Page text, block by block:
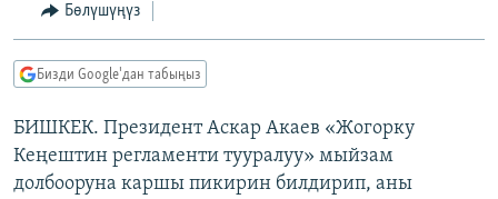
ЭКСПЕРТТЕР ТАЛДАЙТ
БИЗ ЖАНА ДҮЙНӨ
ЭЖЕ-СИҢДИЛЕР
АЗАТТЫК+
ӨЗГӨЧӨ ПИКИР
Русский
ОНЛАЙН ШЕРИНЕ
Бөлүшүңүз
Бизди Google'дан табыңыз
БИШКЕК. Президент Аскар Акаев «Жогорку
Кеңештин регламенти тууралуу» мыйзам
долбооруна каршы пикирин билдирип, аны